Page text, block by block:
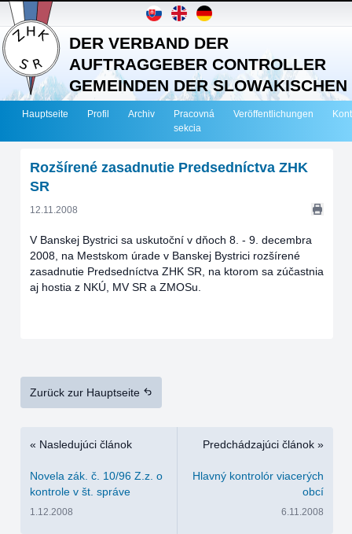
DER VERBAND DER
AUFTRAGGEBER CONTROLLER
GEMEINDEN DER SLOWAKISCHEN
REPUBLIK
Hauptseite Profil Archiv
Pracovná
sekcia
Veröffentlichungen
Rozšírené zasadnutie Predsedníctva ZHK
SR
12.11.2008
V Banskej Bystrici sa uskutoční v dňoch 8. - 9. decembra
2008, na Mestskom úrade v Banskej Bystrici rozšírené
zasadnutie Predsedníctva ZHK SR, na ktorom sa zúčastnia
aj hostia z NKÚ, MV SR a ZMOSu.
Zurück zur Hauptseite
« Nasledujúci článok
Novela zák. č. 10/96 Z.z. o
kontrole v št. správe
1.12.2008
Predchádzajúci článok »
Hlavný kontrolór viacerých
obcí
6.11.2008